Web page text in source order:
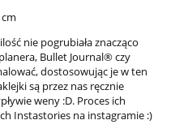
nie pogrubiała znacząco
Bullet Journal® czy
dostosowując je w ten
są przez nas ręcznie
weny :D. Proces ich
Instastories na instagramie :)